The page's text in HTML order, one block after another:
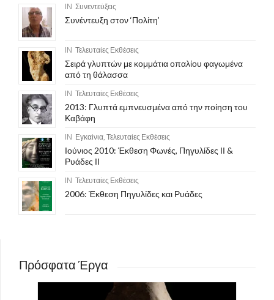
IN Συνεντεύξεις
Συνέντευξη στον ‘Πολίτη’
IN Τελευταίες Εκθέσεις
Σειρά γλυπτών με κομμάτια οπαλίου φαγωμένα
από τη θάλασσα
IN Τελευταίες Εκθέσεις
2013: Γλυπτά εμπνευσμένα από την ποίηση του
Καβάφη
IN Εγκαίνια Τελευταίες Εκθέσεις
Ιούνιος 2010: Έκθεση Φωνές, Πηγυλίδες ΙΙ &
Ρυάδες ΙΙ
IN Τελευταίες Εκθέσεις
2006: Έκθεση Πηγυλίδες και Ρυάδες
Πρόσφατα Έργα